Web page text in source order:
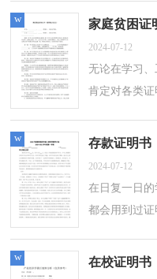
人都在为如何
家庭贫困证
2024-07-12
无论在学习
肯定对各类
相关的`证明
w
存款证明书
2024-07-12
在日复一日
都会用到过
吗？下面是
w
在校证明书
w